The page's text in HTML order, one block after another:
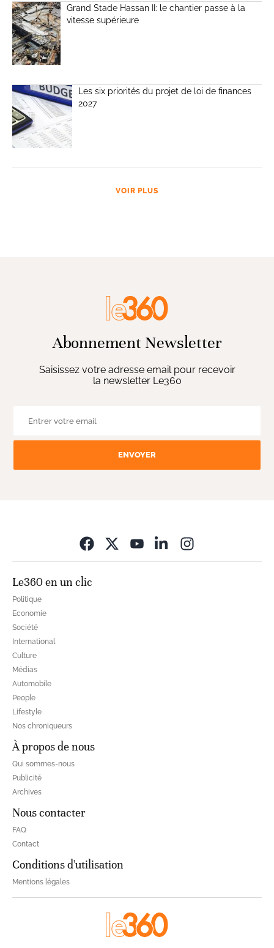
Grand Stade Hassan II: le chantier passe à la
vitesse supérieure
Les six priorités du projet de loi de finances
2027
VOIR PLUS
Abonnement Newsletter
Saisissez votre adresse email pour recevoir
la newsletter Le360
ENVOYER
Le360 en un clic
Politique
Economie
Société
International
Culture
Médias
Automobile
People
Lifestyle
Nos chroniqueurs
À propos de nous
Qui sommes-nous
Publicité
Archives
Nous contacter
FAQ
Contact
Conditions d'utilisation
Mentions légales